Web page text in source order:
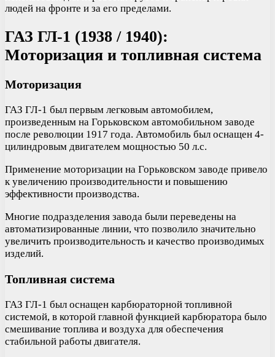
людей на фронте и за его пределами.
ГАЗ ГЛ-1 (1938 / 1940):
Моторизация и топливная система
Моторизация
ГАЗ ГЛ-1 был первым легковым автомобилем,
произведенным на Горьковском автомобильном заводе
после революции 1917 года. Автомобиль был оснащен 4-
цилиндровым двигателем мощностью 50 л.с.
Применение моторизации на Горьковском заводе привело
к увеличению производительности и повышению
эффективности производства.
Многие подразделения завода были переведены на
автоматизированные линии, что позволило значительно
увеличить производительность и качество производимых
изделий.
Топливная система
ГАЗ ГЛ-1 был оснащен карбюраторной топливной
системой, в которой главной функцией карбюратора было
смешивание топлива и воздуха для обеспечения
стабильной работы двигателя.